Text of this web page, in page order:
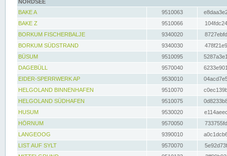
NORDSEE
BAKE A
9510063
BAKE Z
9510066
BORKUM FISCHERBALJE
9340020
BORKUM SÜDSTRAND
9340030
BÜSUM
9510095
DAGEBÜLL
9570040
EIDER-SPERRWERK AP
9530010
HELGOLAND BINNENHAFEN
9510070
HELGOLAND SÜDHAFEN
9510075
HUSUM
9530020
HÖRNUM
9570050
LANGEOOG
9390010
LIST AUF SYLT
9570070